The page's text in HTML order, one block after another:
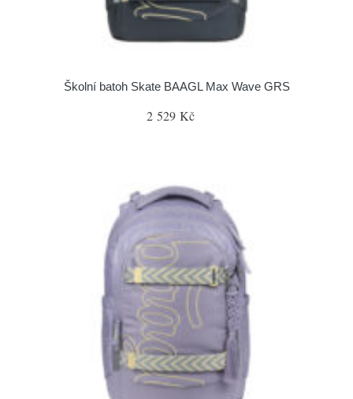
Školní batoh Skate BAAGL Max Wave GRS
2 529 Kč